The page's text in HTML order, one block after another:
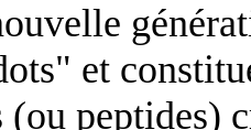
et
peptides)